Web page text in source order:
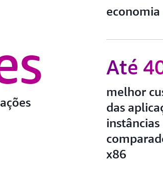
Até
melhor
das
instâncias
x86